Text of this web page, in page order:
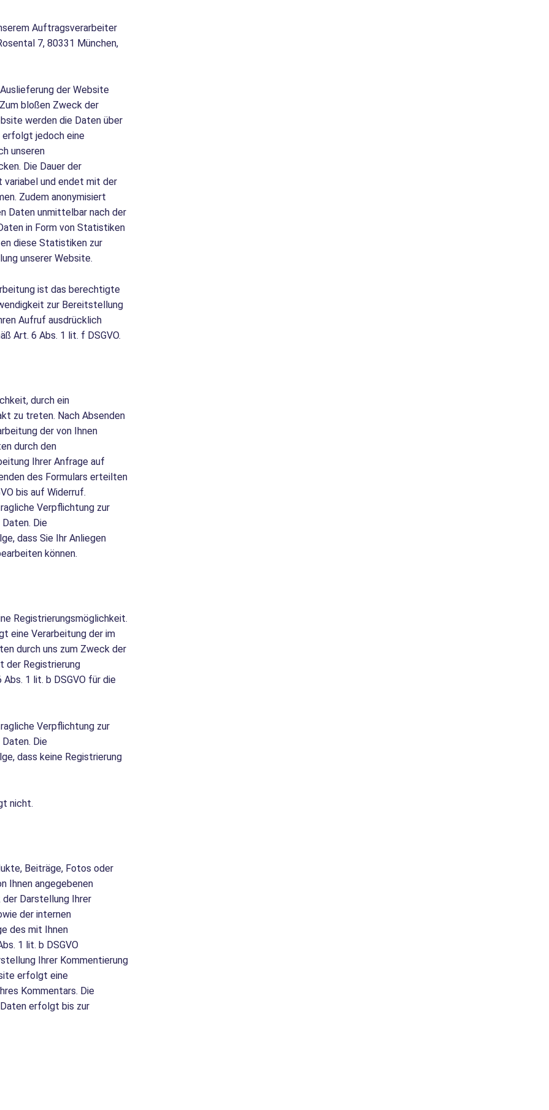
Auftragsverarbeiter
7, 80331 München,
der Website
bloßen Zweck der
werden die Daten über
erfolgt jedoch eine
unseren
Die Dauer der
variabel und endet mit der
Zudem anonymisiert
Daten unmittelbar nach der
in Form von Statistiken
diese Statistiken zur
unserer Website.
ist das berechtigte
zur Bereitstellung
Aufruf ausdrücklich
Art. 6 Abs. 1 lit. f DSGVO.
durch ein
zu treten. Nach Absenden
der von Ihnen
durch den
Ihrer Anfrage auf
des Formulars erteilten
bis auf Widerruf.
Verpflichtung zur
Die
dass Sie Ihr Anliegen
können.
Registrierungsmöglichkeit.
eine Verarbeitung der im
durch uns zum Zweck der
der Registrierung
1 lit. b DSGVO für die
Verpflichtung zur
Die
dass keine Registrierung
nicht.
Beiträge, Fotos oder
Ihnen angegebenen
Darstellung Ihrer
der internen
des mit Ihnen
1 lit. b DSGVO
Ihrer Kommentierung
erfolgt eine
Kommentars. Die
erfolgt bis zur